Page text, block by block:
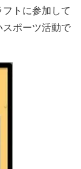
トに参加して
スポーツ活動で